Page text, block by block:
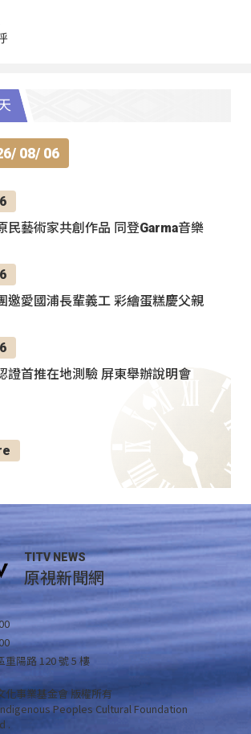
08/ 06
民藝術家共創作品 同登Garma音樂
邀愛國浦長輩義工 彩繪蛋糕慶父親
證首推在地測驗 屏東舉辦說明會
TITV NEWS
原視新聞網
陽路 120 號 5 樓
化事業基金會 版權所有
Peoples Cultural Foundation
.